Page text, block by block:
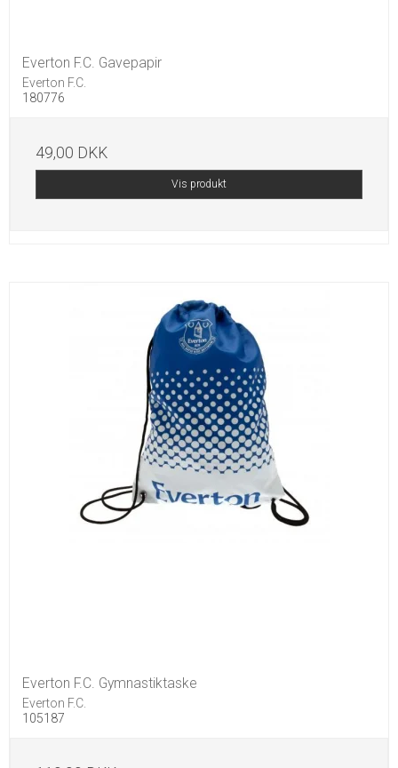
Everton F.C. Gavepapir
Everton F.C.
180776
49,00 DKK
Vis produkt
Everton F.C. Gymnastiktaske
Everton F.C.
105187